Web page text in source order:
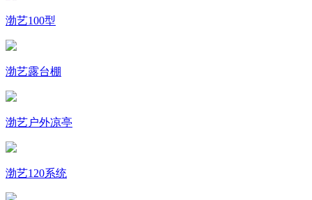
渤艺100型
渤艺露台棚
渤艺户外凉亭
渤艺120系统